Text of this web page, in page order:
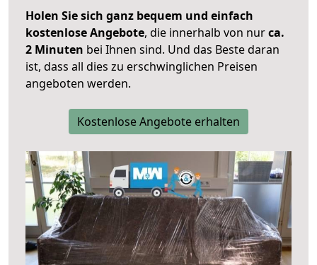
Holen Sie sich ganz bequem und einfach
kostenlose Angebote, die innerhalb von nurca.
2 Minuten bei Ihnen sind. Und das Beste daran
ist, dass all dies zu erschwinglichen Preisen
angeboten werden.
Kostenlose Angebote erhalten